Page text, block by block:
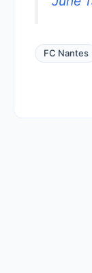
FC Nantes